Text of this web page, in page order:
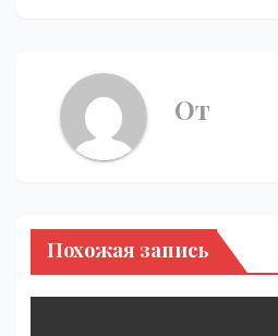
От
Похожая запись